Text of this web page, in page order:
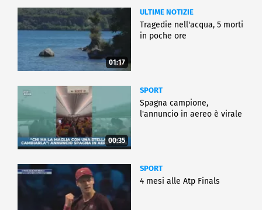
01:17
ULTIME NOTIZIE
Tragedie nell'acqua, 5 morti
in poche ore
00:35
SPORT
Spagna campione,
l'annuncio in aereo è virale
SPORT
4 mesi alle Atp Finals